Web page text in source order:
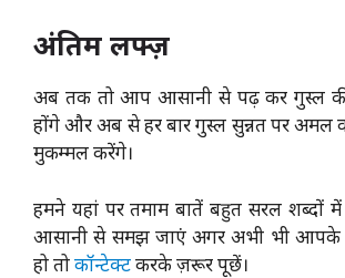
अंतिम लफ्ज़
अब तक तो आप आसानी से पढ़ कर गुस्ल
होंगे और अब से हर बार गुस्ल सुन्नत पर अमल
मुकम्मल करेंगे।
हमने यहां पर तमाम बातें बहुत सरल शब्दों
आसानी से समझ जाएं अगर अभी भी आपके
हो तोकॉन्टेक्टकरके ज़रूर पूछें।